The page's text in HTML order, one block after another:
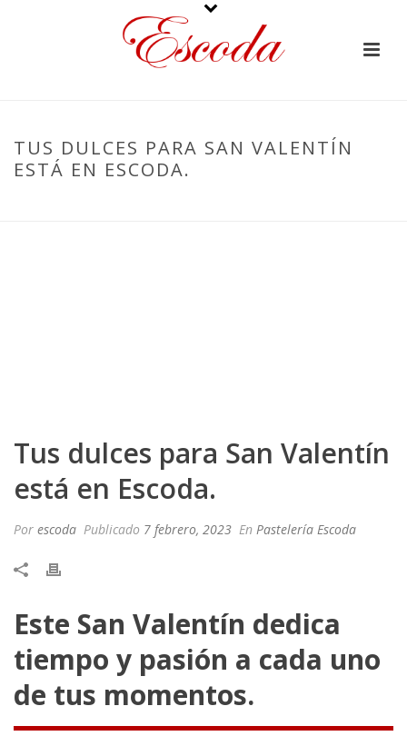
TUS DULCES PARA SAN VALENTÍN
ESTÁ EN ESCODA.
Tus dulces para San Valentín
está en Escoda.
Por escoda Publicado 7 febrero, 2023 En Pastelería Escoda
Este San Valentín dedica
tiempo y pasión a cada uno
de tus momentos.